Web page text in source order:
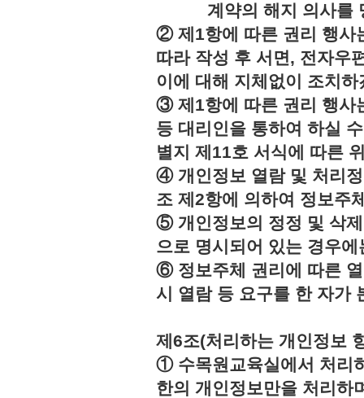
계약의 해지 의사를 명
② 제1항에 따른 권리 행사
따라 작성 후 서면, 전자우
이에 대해 지체없이 조치하
③ 제1항에 따른 권리 행사
등 대리인을 통하여 하실
별지 제11호 서식에 따른
④ 개인정보 열람 및 처리
조 제2항에 의하여 정보주
⑤ 개인정보의 정정 및 삭
으로 명시되어 있는 경우
⑥ 정보주체 권리에 따른
시 열람 등 요구를 한 자가
제6조(처리하는 개인정보
① 수목원교육실에서 처리
한의 개인정보만을 처리하